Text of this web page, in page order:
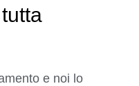
e noi lo